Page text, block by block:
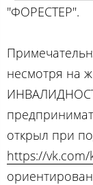
"ФОРЕСТЕР".
несмотря на
открыл при
https://